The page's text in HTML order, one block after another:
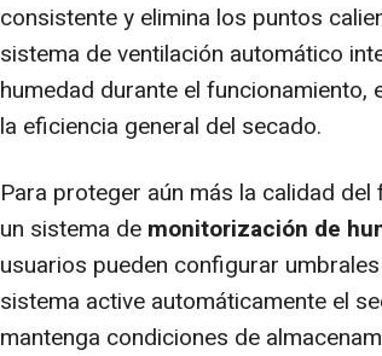
consistente y elimina los puntos
sistema de ventilación automático
humedad durante el
la eficiencia general del secado.
Para proteger aún más la calidad
un sistema de monitorización de
usuarios pueden configurar
sistema active automáticamente el
mantenga condiciones de